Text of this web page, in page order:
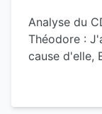
Analyse du
Théodore :
cause d'elle,